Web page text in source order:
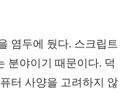
염두에 뒀다. 스크립트
분야이기 때문이다. 덕
터 사양을 고려하지 않